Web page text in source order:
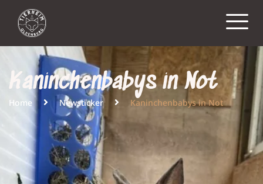
Kaninchenbabys in Not
Home Newsticker Kaninchenbabys in Not